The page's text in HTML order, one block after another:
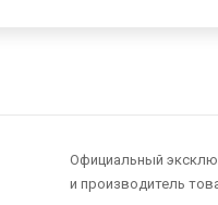
Официальный
и производитель